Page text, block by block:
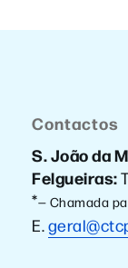
Contactos
S. João da
Felgueiras:
*— Chamada
E.